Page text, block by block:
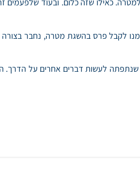
כאילו שזה כלום. ובעוד
לקבל פרס בהשגת מטרה, נחבר
לעשות דברים אחרים על הדרך.